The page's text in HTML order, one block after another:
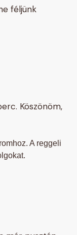
féljünk
Köszönöm,
A reggeli